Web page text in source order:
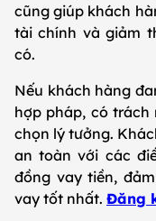
cũng giúp khách
tài chính và giảm
có.
Nếu khách hàng
hợp pháp, có trách
chọn lý tưởng.
an toàn với các
đồng vay tiền,
vay tốt nhất. Đăng